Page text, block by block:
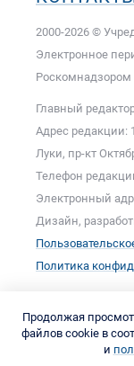
2000-2026 ©
Электронное
Роскомнадзором
Главный
Адрес редакции:
Луки, пр-кт
Телефон
Электронный
Дизайн,
Политика
Продолжая
файлов cookie в
и